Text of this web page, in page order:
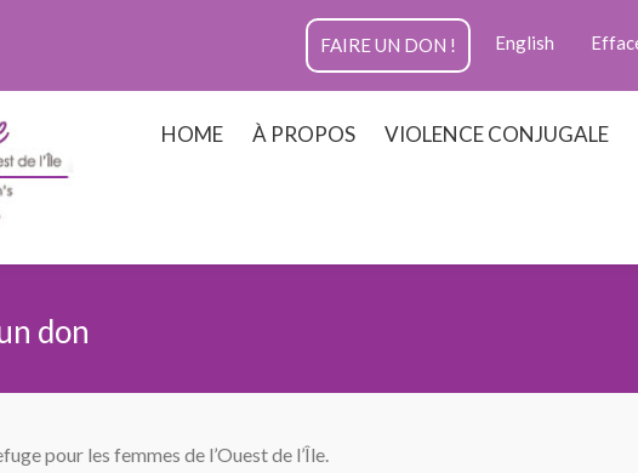
English
FAIRE UN DON !
HOME À PROPOS VIOLENCE CONJUGALE
don
pour les femmes de l’Ouest de l’Île.